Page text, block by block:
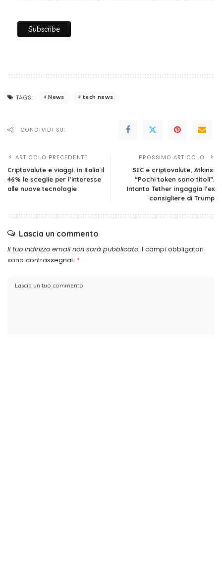
TAGS: News tech news
CONDIVIDI SU:
ARTICOLO PRECEDENTE
Criptovalute e viaggi: in Italia il
46% le sceglie per l’interesse
alle nuove tecnologie
PROSSIMO ARTICOLO
SEC e criptovalute, Atkins:
“Pochi token sono titoli”.
Intanto Tether ingaggia l’ex
consigliere di Trump
Lascia un commento
Il tuo indirizzo email non sarà pubblicato. I campi obbligatori
sono contrassegnati *